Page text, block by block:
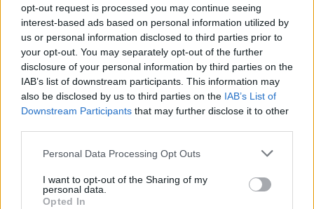
opt-out request is processed you may continue seeing
interest-based ads based on personal information utilized by
us or personal information disclosed to third parties prior to
your opt-out. You may separately opt-out of the further
disclosure of your personal information by third parties on the
IAB’s list of downstream participants. This information may
also be disclosed by us to third parties on the IAB’s List of
Downstream Participants that may further disclose it to other
Personal Data Processing Opt Outs
I want to opt-out of the Sharing of my
personal data.
Opted In